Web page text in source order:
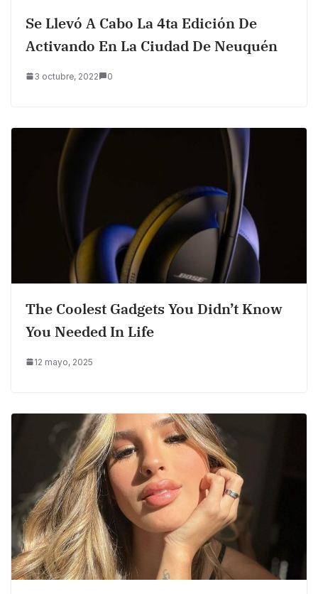
Se Llevó A Cabo La 4ta Edición De
Activando En La Ciudad De Neuquén
3 octubre, 2022 0
The Coolest Gadgets You Didn’t Know
You Needed In Life
12 mayo, 2025